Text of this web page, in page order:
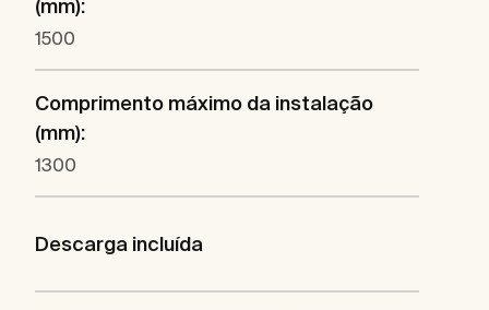
(mm):
1500
Comprimento máximo da instalação
(mm):
1300
Descarga incluída